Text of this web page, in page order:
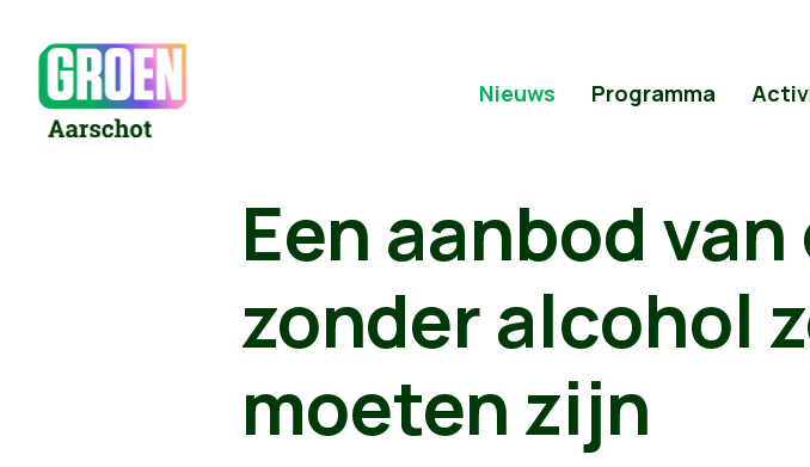
Nieuws Programma
Een aanbod
zonder alcohol
moeten zijn